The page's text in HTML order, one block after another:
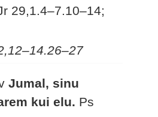
29,1.4–7.10–14;
Jumal, sinu
kui elu. Ps